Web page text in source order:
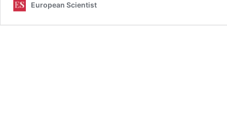
European Scientist